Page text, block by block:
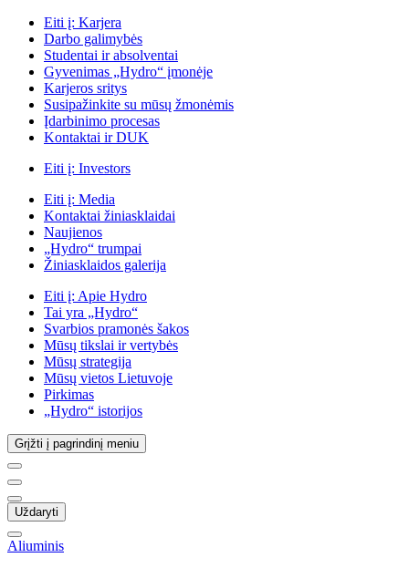
Eiti į: Karjera
Darbo galimybės
Studentai ir absolventai
Gyvenimas „Hydro“ įmonėje
Karjeros sritys
Susipažinkite su mūsų žmonėmis
Įdarbinimo procesas
Kontaktai ir DUK
Eiti į: Investors
Eiti į: Media
Kontaktai žiniasklaidai
Naujienos
„Hydro“ trumpai
Žiniasklaidos galerija
Eiti į: Apie Hydro
Tai yra „Hydro“
Svarbios pramonės šakos
Mūsų tikslai ir vertybės
Mūsų strategija
Mūsų vietos Lietuvoje
Pirkimas
„Hydro“ istorijos
Grįžti į pagrindinį meniu
Uždaryti
Aliuminis